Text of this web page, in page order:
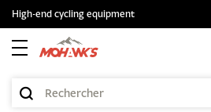
High-end cycling equipment